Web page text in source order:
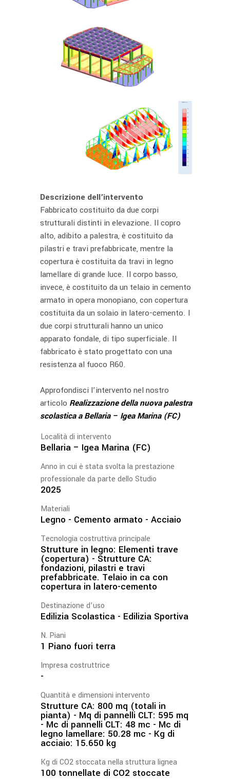
Descrizione dell’intervento
Fabbricato costituito da due corpi
strutturali distinti in elevazione. Il copro
alto, adibito a palestra, è costituito da
pilastri e travi prefabbricate, mentre la
copertura è costituita da travi in legno
lamellare di grande luce. Il corpo basso,
invece, è costituito da un telaio in cemento
armato in opera monopiano, con copertura
costituita da un solaio in latero-cemento. I
due corpi strutturali hanno un unico
apparato fondale, di tipo superficiale. Il
fabbricato è stato progettato con una
resistenza al fuoco R60.
Approfondisci l’intervento nel nostro
articolo Realizzazione della nuova palestra
scolastica a Bellaria – Igea Marina (FC)
Località di intervento
Bellaria – Igea Marina (FC)
Anno in cui è stata svolta la prestazione
professionale da parte dello Studio
2025
Materiali
Legno - Cemento armato - Acciaio
Tecnologia costruttiva principale
Strutture in legno: Elementi trave
(copertura) - Strutture CA:
fondazioni, pilastri e travi
prefabbricate. Telaio in ca con
copertura in latero-cemento
Destinazione d’uso
Edilizia Scolastica - Edilizia Sportiva
N. Piani
1 Piano fuori terra
Impresa costruttrice
-
Quantità e dimensioni intervento
Strutture CA: 800 mq (totali in
pianta) - Mq di pannelli CLT: 595 mq
- Mc di pannelli CLT: 48 mc - Mc di
legno lamellare: 50.28 mc - Kg di
acciaio: 15.650 kg
Kg di CO2 stoccata nella struttura lignea
100 tonnellate di CO2 stoccate